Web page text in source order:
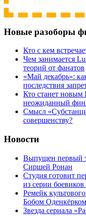
Новые разоборы
Кто с кем
Чем занимается
теорий от фанатов
«Май декабрь»:
последствия
Кто станет
неожиданный
Cмысл
совершенству?
Новости
Выпущен первый
Сиршей Ронан
Студия готовит
из серии
Ремейк
Бобом
Звезда сериала